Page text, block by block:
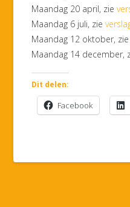
Maandag 20 april, zie
Maandag 6 juli, zie
Maandag 12 oktober,
Maandag 14 december,
Dit delen:
Facebook